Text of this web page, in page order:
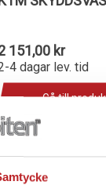
151,00 kr
4 dagar lev. tid
Gå till